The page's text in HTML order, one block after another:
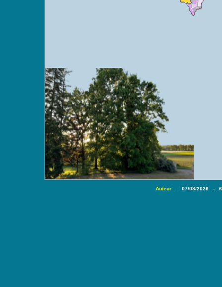
Auteur - 07/08/2026 -